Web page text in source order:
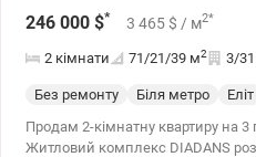
246 000 $* 3 465 $ / м2*
2 кімнати 71/21/39 м2 3/31
Без ремонту Біля метро Еліт
Продам 2-кімнатну квартиру на 3
Житловий комплекс DIADANS